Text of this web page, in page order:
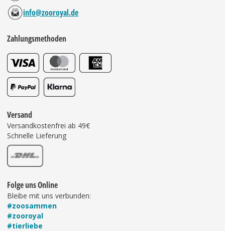
info@zooroyal.de
Zahlungsmethoden
Versand
Versandkostenfrei ab 49€
Schnelle Lieferung
Folge uns Online
Bleibe mit uns verbunden:
#zoosammen
#zooroyal
#tierliebe